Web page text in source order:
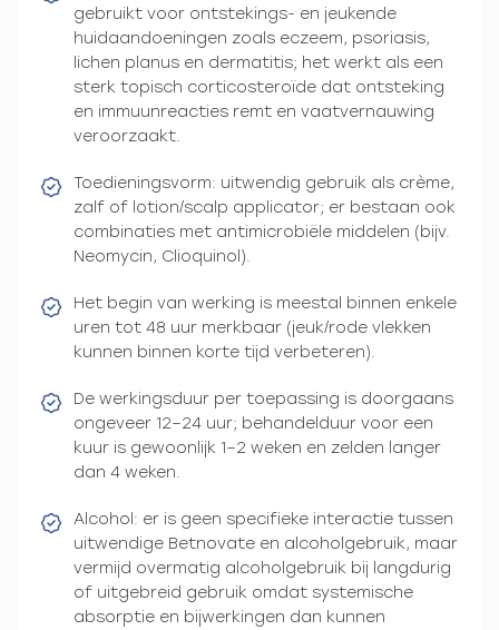
gebruikt voor ontstekings- en jeukende
huidaandoeningen zoals eczeem, psoriasis,
lichen planus en dermatitis; het werkt als een
sterk topisch corticosteroïde dat ontsteking
en immuunreacties remt en vaatvernauwing
veroorzaakt.
Toedieningsvorm: uitwendig gebruik als crème,
zalf of lotion/scalp applicator; er bestaan ook
combinaties met antimicrobiële middelen (bijv.
Neomycin, Clioquinol).
Het begin van werking is meestal binnen enkele
uren tot 48 uur merkbaar (jeuk/rode vlekken
kunnen binnen korte tijd verbeteren).
De werkingsduur per toepassing is doorgaans
ongeveer 12–24 uur; behandelduur voor een
kuur is gewoonlijk 1–2 weken en zelden langer
dan 4 weken.
Alcohol: er is geen specifieke interactie tussen
uitwendige Betnovate en alcoholgebruik, maar
vermijd overmatig alcoholgebruik bij langdurig
of uitgebreid gebruik omdat systemische
absorptie en bijwerkingen dan kunnen